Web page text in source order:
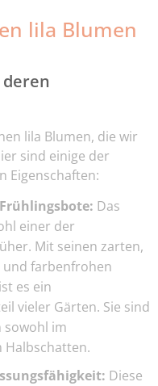
lila Blumen
lila Blumen, die wir
sind einige der
Eigenschaften:
Das
einer der
Mit seinen zarten,
farbenfrohen
es ein
vieler Gärten. Sie sind
sowohl im
Halbschatten.
Diese